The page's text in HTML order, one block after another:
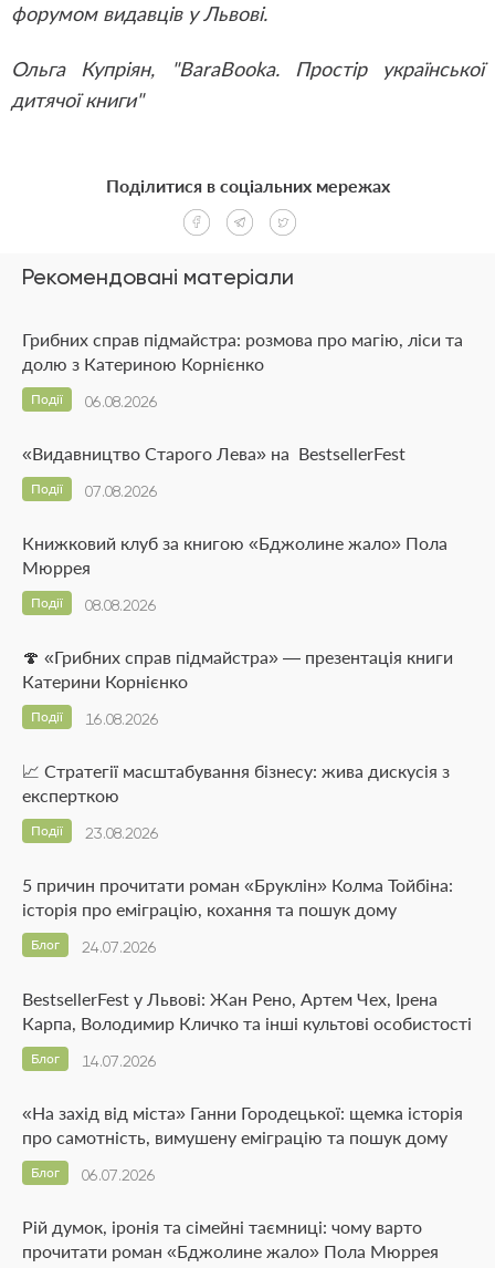
форумом видавців у Львові.
Ольга Купріян, "BaraBooka. Простір української
дитячої книги"
Рекомендовані матеріали
Грибних справ підмайстра: розмова про магію, ліси та
долю з Катериною Корнієнко
06.08.2026
Події
«Видавництво Старого Лева» на BestsellerFest
07.08.2026
Події
Книжковий клуб за книгою «Бджолине жало» Пола
Мюррея
08.08.2026
Події
🍄 «Грибних справ підмайстра» — презентація книги
Катерини Корнієнко
16.08.2026
Події
📈 Стратегії масштабування бізнесу: жива дискусія з
експерткою
23.08.2026
Події
5 причин прочитати роман «Бруклін» Колма Тойбіна:
історія про еміграцію, кохання та пошук дому
24.07.2026
Блог
BestsellerFest у Львові: Жан Рено, Артем Чех, Ірена
Карпа, Володимир Кличко та інші культові особистості
14.07.2026
Блог
«На захід від міста» Ганни Городецької: щемка історія
про самотність, вимушену еміграцію та пошук дому
06.07.2026
Блог
Рій думок, іронія та сімейні таємниці: чому варто
прочитати роман «Бджолине жало» Пола Мюррея
Поділитися в соціальних мережах